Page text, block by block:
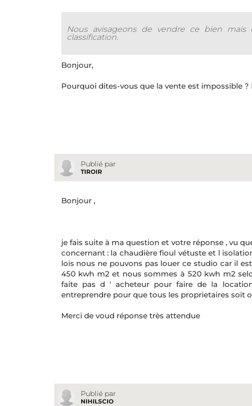
Nous avisageons de vendre ce bien
classification.
Bonjour,
Pourquoi dites-vous que la vente est impossible
Publié par
TIROIR
Bonjour ,
je fais suite à ma question et votre réponse , vu
concernant : la chaudière fioul vétuste et l
lois nous ne pouvons pas louer ce studio car il
450 kwh m2 et nous sommes à 520 kwh m2
faite pas d ' acheteur pour faire de la
entreprendre pour que tous les proprietaires soit
Merci de voud réponse très attendue
Publié par
NIHILSCIO